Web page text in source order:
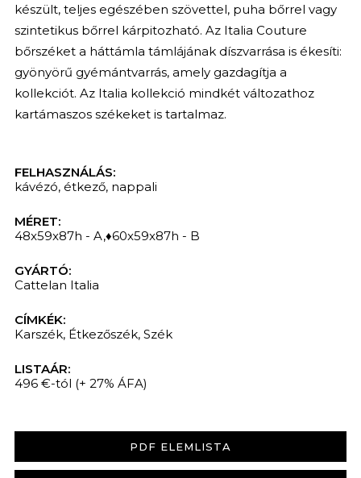
készült, teljes egészében szövettel, puha bőrrel vagy
szintetikus bőrrel kárpitozható. Az Italia Couture
bőrszéket a háttámla támlájának díszvarrása is ékesíti:
gyönyörű gyémántvarrás, amely gazdagítja a
kollekciót. Az Italia kollekció mindkét változathoz
kartámaszos székeket is tartalmaz.
FELHASZNÁLÁS:
kávézó, étkező, nappali
MÉRET:
48x59x87h - A,♦60x59x87h - B
GYÁRTÓ:
Cattelan Italia
CÍMKÉK:
Karszék, Étkezőszék, Szék
LISTAÁR:
496 €-tól (+ 27% ÁFA)
PDF ELEMLISTA